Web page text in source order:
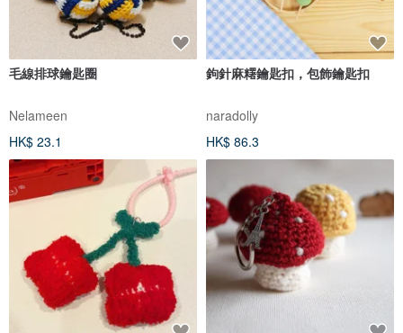
毛線排球鑰匙圈
Nelameen
HK$ 23.1
鉤針麻糬鑰匙扣，包飾鑰匙扣
naradolly
HK$ 86.3